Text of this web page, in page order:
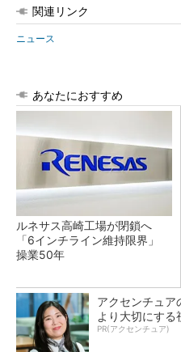
関連リンク
ニュース
あなたにおすすめ
ルネサス高崎工場が閉鎖へ
「6インチライン維持限界」
操業50年
アクセンチュア
より大切にする
PR(アクセンチュア)